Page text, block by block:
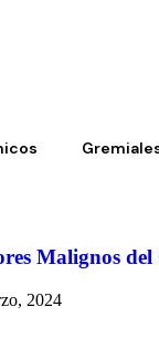
Malignos del
2024